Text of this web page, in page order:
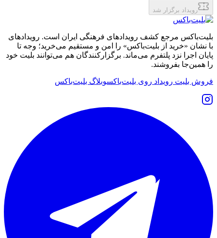
رویداد برگزار شد
بلیت‌باکس مرجع کشف رویدادهای فرهنگی ایران است. رویدادهای
با نشان «خرید از بلیت‌باکس» را امن و مستقیم می‌خرید؛ وجه تا
پایان اجرا نزد پلتفرم می‌ماند. برگزارکنندگان هم می‌توانند بلیت خود
را همین‌جا بفروشند.
فروش بلیت رویداد روی بلیت‌باکسوبلاگ بلیت‌باکس